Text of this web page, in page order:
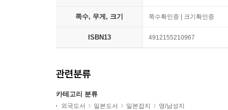
쪽수, 무게, 크기 쪽수확인중 | 크기확인중
ISBN13 4912155210967
관련분류
카테고리 분류
외국도서 일본도서 일본잡지
영/남성지